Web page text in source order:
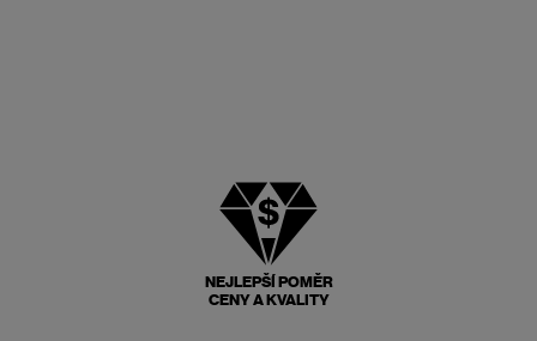
NEJLEPŠÍ POMĚR
CENY A KVALITY